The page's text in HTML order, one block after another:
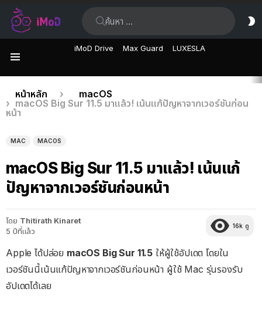
iMoD Drive Max Guard LUXESLA
เรื่อง
ล่าสุด
คุณอยู่ที่นี่:
หน้าหลัก
macOS
macOS Big Sur 11.5 มาแล้ว! เน้นแก้ปัญหาจากเวอร์ชันก่อน
หน้า
MAC MACOS
macOS Big Sur 11.5 มาแล้ว! เน้นแก้
ปัญหาจากเวอร์ชันก่อนหน้า
โดย Thitirath Kinaret
5 ปีที่แล้ว
16k ดู
Apple ได้ปล่อย macOS Big Sur 11.5 ให้ผู้ใช้อัปเดต โดยใน
เวอร์ชันนี้เน้นแก้ปัญหาจากเวอร์ชันก่อนหน้า ผู้ใช้ Mac รุ่นรองรับ
อัปเดตได้เลย